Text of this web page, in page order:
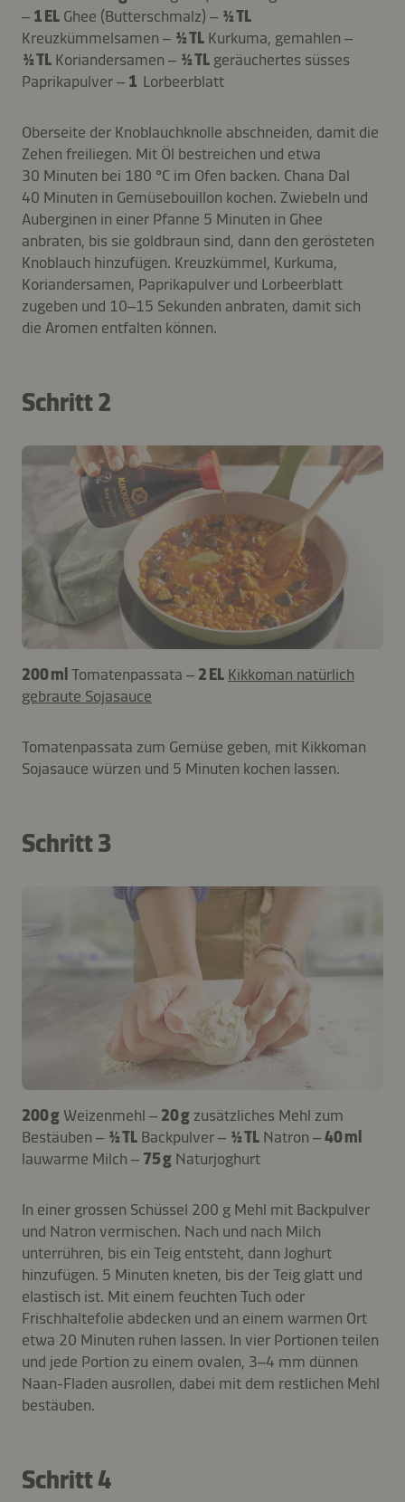
– 1 EL Ghee (Butterschmalz) – ½ TL
Kreuzkümmelsamen – ½ TL Kurkuma, gemahlen –
½ TL Koriandersamen – ½ TL geräuchertes süsses
Paprikapulver – 1 Lorbeerblatt
Oberseite der Knoblauchknolle abschneiden, damit die
Zehen freiliegen. Mit Öl bestreichen und etwa
30 Minuten bei 180 °C im Ofen backen. Chana Dal
40 Minuten in Gemüsebouillon kochen. Zwiebeln und
Auberginen in einer Pfanne 5 Minuten in Ghee
anbraten, bis sie goldbraun sind, dann den gerösteten
Knoblauch hinzufügen. Kreuzkümmel, Kurkuma,
Koriandersamen, Paprikapulver und Lorbeerblatt
zugeben und 10–15 Sekunden anbraten, damit sich
die Aromen entfalten können.
Schritt 2
200 ml Tomatenpassata – 2 EL Kikkoman natürlich
gebraute Sojasauce
Tomatenpassata zum Gemüse geben, mit Kikkoman
Sojasauce würzen und 5 Minuten kochen lassen.
Schritt 3
200 g Weizenmehl – 20 g zusätzliches Mehl zum
Bestäuben – ½ TL Backpulver – ½ TL Natron –40 ml
lauwarme Milch – 75 g Naturjoghurt
In einer grossen Schüssel 200 g Mehl mit Backpulver
und Natron vermischen. Nach und nach Milch
unterrühren, bis ein Teig entsteht, dann Joghurt
hinzufügen. 5 Minuten kneten, bis der Teig glatt und
elastisch ist. Mit einem feuchten Tuch oder
Frischhaltefolie abdecken und an einem warmen Ort
etwa 20 Minuten ruhen lassen. In vier Portionen teilen
und jede Portion zu einem ovalen, 3–4 mm dünnen
Naan-Fladen ausrollen, dabei mit dem restlichen Mehl
bestäuben.
Schritt 4